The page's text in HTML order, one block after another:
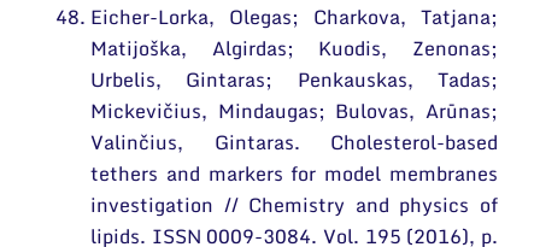
Eicher-Lorka, Olegas; Charkova, Tatjana;
Matijoška, Algirdas; Kuodis, Zenonas;
Urbelis, Gintaras; Penkauskas, Tadas;
Mickevičius, Mindaugas; Bulovas, Arūnas;
Valinčius, Gintaras. Cholesterol-based
tethers and markers for model membranes
investigation // Chemistry and physics of
lipids. ISSN 0009-3084. Vol. 195 (2016), p.